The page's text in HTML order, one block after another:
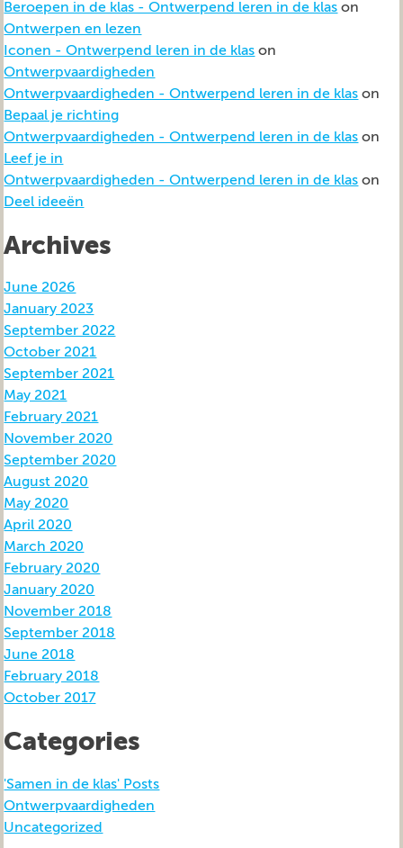
Beroepen in de klas - Ontwerpend leren in de klas on
Ontwerpen en lezen
Iconen - Ontwerpend leren in de klas on
Ontwerpvaardigheden
Ontwerpvaardigheden - Ontwerpend leren in de klas on
Bepaal je richting
Ontwerpvaardigheden - Ontwerpend leren in de klas on
Leef je in
Ontwerpvaardigheden - Ontwerpend leren in de klas on
Deel ideeën
Archives
June 2026
January 2023
September 2022
October 2021
September 2021
May 2021
February 2021
November 2020
September 2020
August 2020
May 2020
April 2020
March 2020
February 2020
January 2020
November 2018
September 2018
June 2018
February 2018
October 2017
Categories
'Samen in de klas' Posts
Ontwerpvaardigheden
Uncategorized